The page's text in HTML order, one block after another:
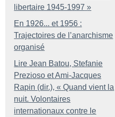
libertaire 1945-1997 »
En 1926... et 1956 :
Trajectoires de l’anarchisme
organisé
Lire Jean Batou, Stefanie
Prezioso et Ami-Jacques
Rapin (dir.), « Quand vient la
nuit. Volontaires
internationaux contre le